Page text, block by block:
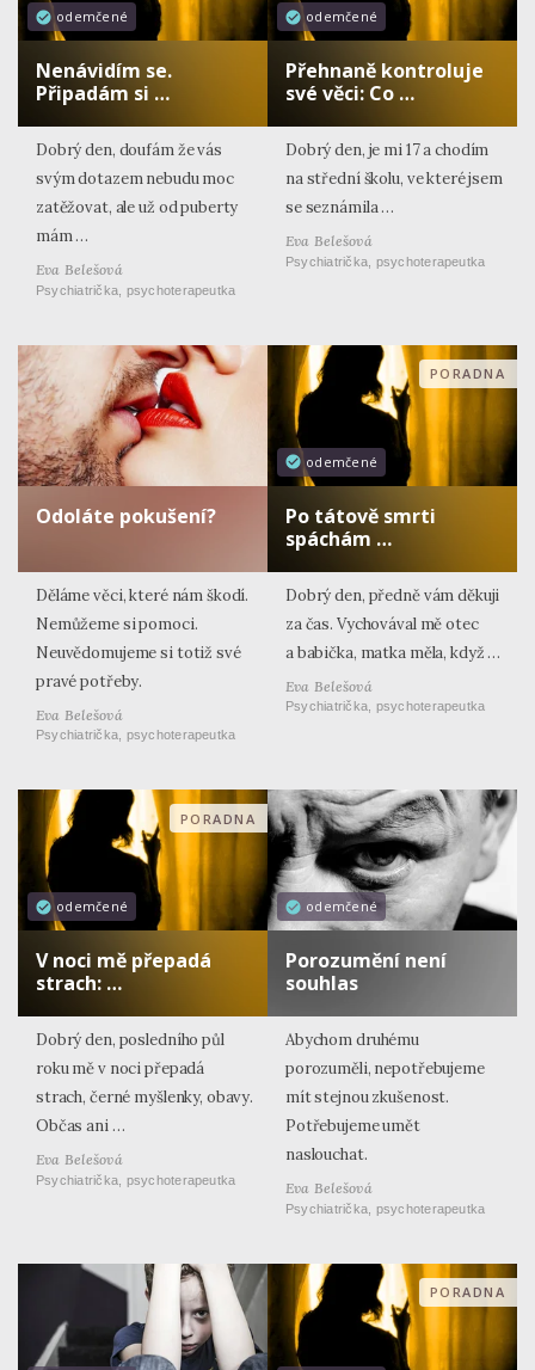
odemčené
Nenávidím se.
Připadám si …
Dobrý den, doufám že vás
svým dotazem nebudu moc
zatěžovat, ale už od puberty
mám …
Eva Belešová
Psychiatrička, psychoterapeutka
odemčené
Přehnaně kontroluje
své věci: Co …
Dobrý den, je mi 17 a chodím
na střední školu, ve které jsem
se seznámila …
Eva Belešová
Psychiatrička, psychoterapeutka
Odoláte pokušení?
Děláme věci, které nám škodí.
Nemůžeme si pomoci.
Neuvědomujeme si totiž své
pravé potřeby.
Eva Belešová
Psychiatrička, psychoterapeutka
odemčené
PORADNA
Po tátově smrti
spáchám …
Dobrý den, předně vám děkuji
za čas. Vychovával mě otec
a babička, matka měla, když …
Eva Belešová
Psychiatrička, psychoterapeutka
odemčené
PORADNA
V noci mě přepadá
strach: …
Dobrý den, posledního půl
roku mě v noci přepadá
strach, černé myšlenky, obavy.
Občas ani …
Eva Belešová
Psychiatrička, psychoterapeutka
odemčené
Porozumění není
souhlas
Abychom druhému
porozuměli, nepotřebujeme
mít stejnou zkušenost.
Potřebujeme umět
naslouchat.
Eva Belešová
Psychiatrička, psychoterapeutka
PORADNA